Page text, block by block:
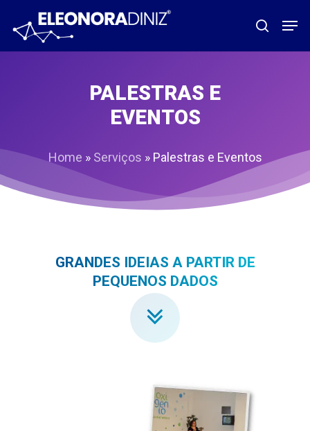
para
o
PALESTRAS E
EVENTOS
Home » Serviços » Palestras e Eventos
GRANDES IDEIAS A PARTIR DE
PEQUENOS DADOS